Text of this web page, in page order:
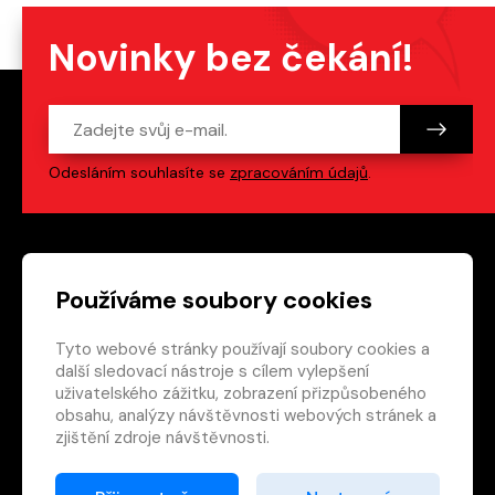
Používáme soubory cookies
Tyto webové stránky používají soubory cookies a
další sledovací nástroje s cílem vylepšení
uživatelského zážitku, zobrazení přizpůsobeného
obsahu, analýzy návštěvnosti webových stránek a
zjištění zdroje návštěvnosti.
Novinky bez čekání!
Odesláním souhlasíte se zpracováním údajů.
Patička webu Odkazy na sociální
Vedlejší navigace
redakce@crew.cz
Ochrana soukromí
Nastavení cookies
E-shop